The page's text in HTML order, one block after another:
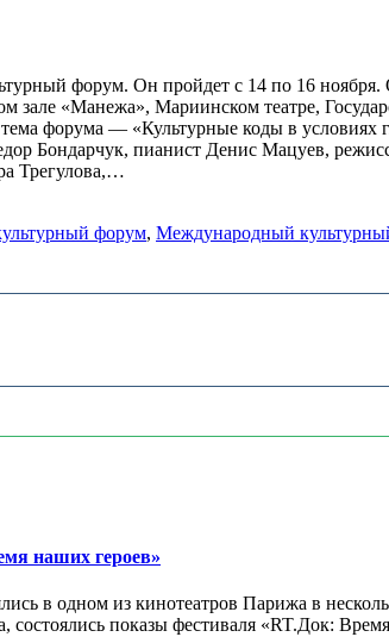
форум. Он пройдет с 14 по 16
зале «Манежа», Мариинском театре,
форума — «Культурные коды в условиях
Бондарчук, пианист Денис Мацуев,
Трегулова,…
форум, Международный
наших героев»
в одном из кинотеатров Парижа в
состоялись показы фестиваля «RT.Док: